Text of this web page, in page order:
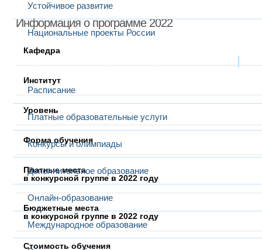
Устойчивое развитие
Национальные проекты России
Расписание
Платные образовательные услуги
Конкурсы и олимпиады
Дополнительное образование
Онлайн-образование
Международное образование
Информация о программе 2022
Кафедра
Институт
Уровень
Форма обучения
Платные места
в конкурсной группе в 2022 году
Бюджетные места
в конкурсной группе в 2022 году
Стоимость обучения